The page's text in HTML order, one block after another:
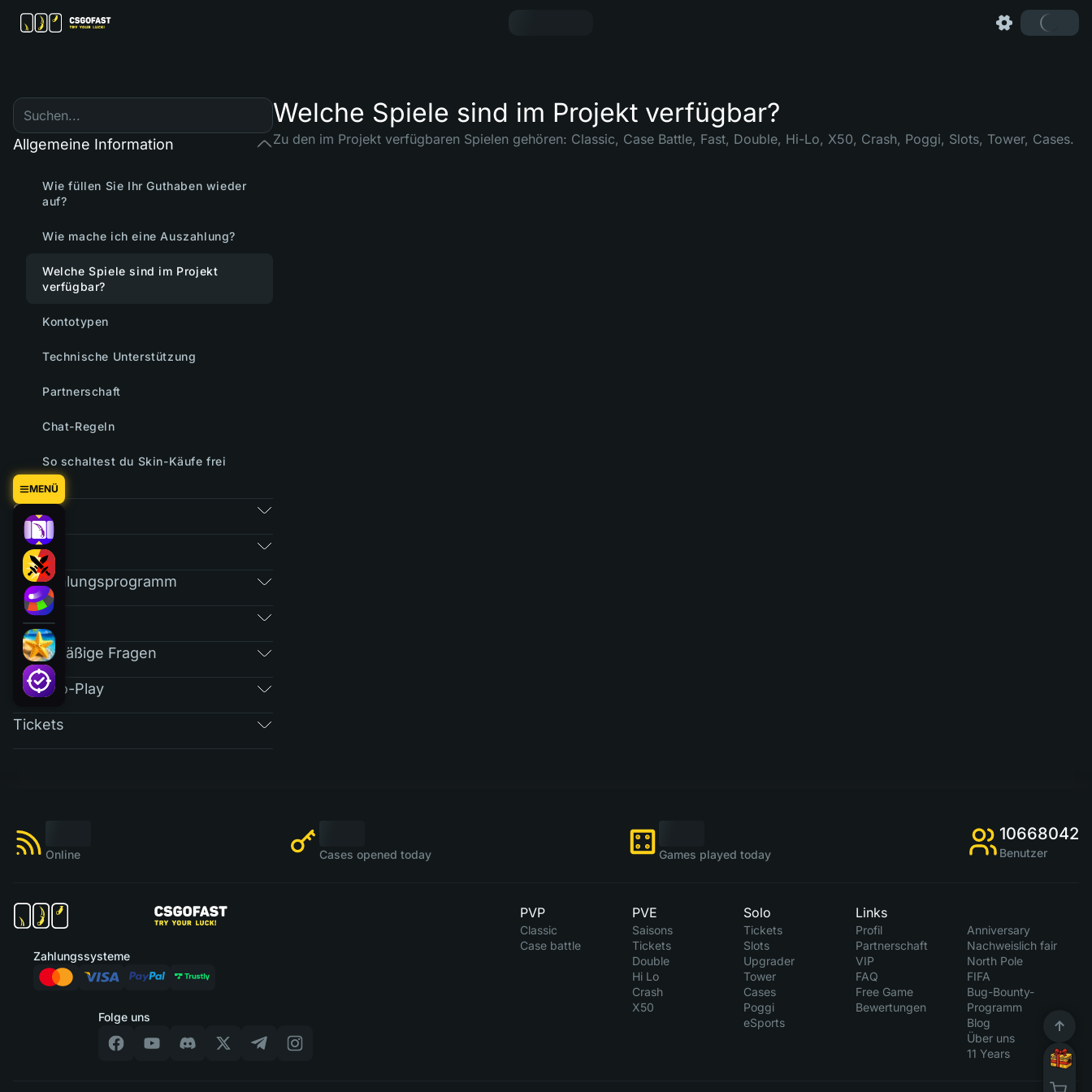
MENÜ
Allgemeine Information
Wie füllen Sie Ihr Guthaben wieder
auf?
Wie mache ich eine Auszahlung?
Welche Spiele sind im Projekt
verfügbar?
Kontotypen
Technische Unterstützung
Partnerschaft
Chat-Regeln
So schaltest du Skin-Käufe frei
Spiele
Markt
Empfehlungsprogramm
RAIN
Regelmäßige Fragen
Free-To-Play
Tickets
Welche Spiele sind im Projekt verfügbar?
Zu den im Projekt verfügbaren Spielen gehören: Classic, Case Battle, Fast, Double, Hi-Lo, X50, Crash, Poggi, Slots, Tower, Cases.
Online Cases opened today Games played today
10668042
Benutzer
Folge uns
Zahlungssysteme
PVP
Classic
Case battle
PVE
Saisons
Tickets
Double
Hi Lo
Crash
X50
Solo
Tickets
Slots
Upgrader
Tower
Cases
Poggi
eSports
Links
Profil
Partnerschaft
VIP
FAQ
Free Game
Bewertungen
Anniversary
Nachweislich fair
North Pole
FIFA
Bug-Bounty-
Programm
Blog
Über uns
11 Years